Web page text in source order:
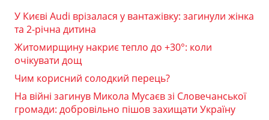
У Києві Audi врізалася у вантажівку: загинули жінка
та 2-річна дитина
Житомирщину накриє тепло до +30°: коли
очікувати дощ
Чим корисний солодкий перець?
На війні загинув Микола Мусаєв зі Словечанської
громади: добровільно пішов захищати Україну